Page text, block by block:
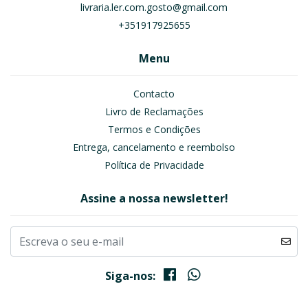
livraria.ler.com.gosto@gmail.com
+351917925655
Menu
Contacto
Livro de Reclamações
Termos e Condições
Entrega, cancelamento e reembolso
Política de Privacidade
Assine a nossa newsletter!
Siga-nos: